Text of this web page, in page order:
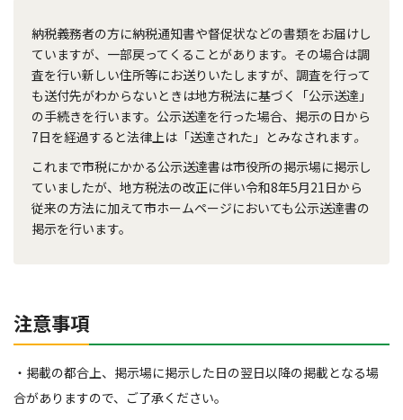
納税義務者の方に納税通知書や督促状などの書類をお届けし
ていますが、一部戻ってくることがあります。その場合は調
査を行い新しい住所等にお送りいたしますが、調査を行って
も送付先がわからないときは地方税法に基づく「公示送達」
の手続きを行います。公示送達を行った場合、掲示の日から
7日を経過すると法律上は「送達された」とみなされます。
これまで市税にかかる公示送達書は市役所の掲示場に掲示し
ていましたが、地方税法の改正に伴い令和8年5月21日から
従来の方法に加えて市ホームページにおいても公示送達書の
掲示を行います。
注意事項
・掲載の都合上、掲示場に掲示した日の翌日以降の掲載となる場
合がありますので、ご了承ください。